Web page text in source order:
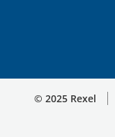
© 2025 Rexel